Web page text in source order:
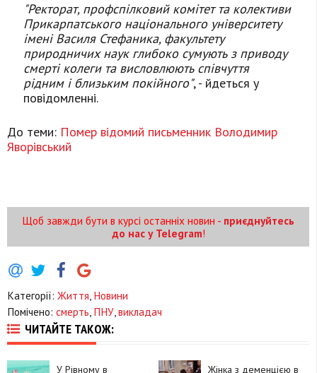
"Ректорат, профспілковий комітет та колективи
Прикарпатського національного університету
імені Василя Стефаника, факультету
природничих наук глибоко сумують з приводу
смерті колеги та висловлюють співчуття
рідним і близьким покійного", - йдеться у
повідомленні.
До теми: Помер відомий письменник Володимир
Яворівський
Щоб завжди бути в курсі останніх новин - приєднуйтесь
до нас у Telegram!
Категорії: Життя Новини
Помічено: смерть ПНУ викладач
ЧИТАЙТЕ ТАКОЖ:
У Рівному в Жінка з деменцією в